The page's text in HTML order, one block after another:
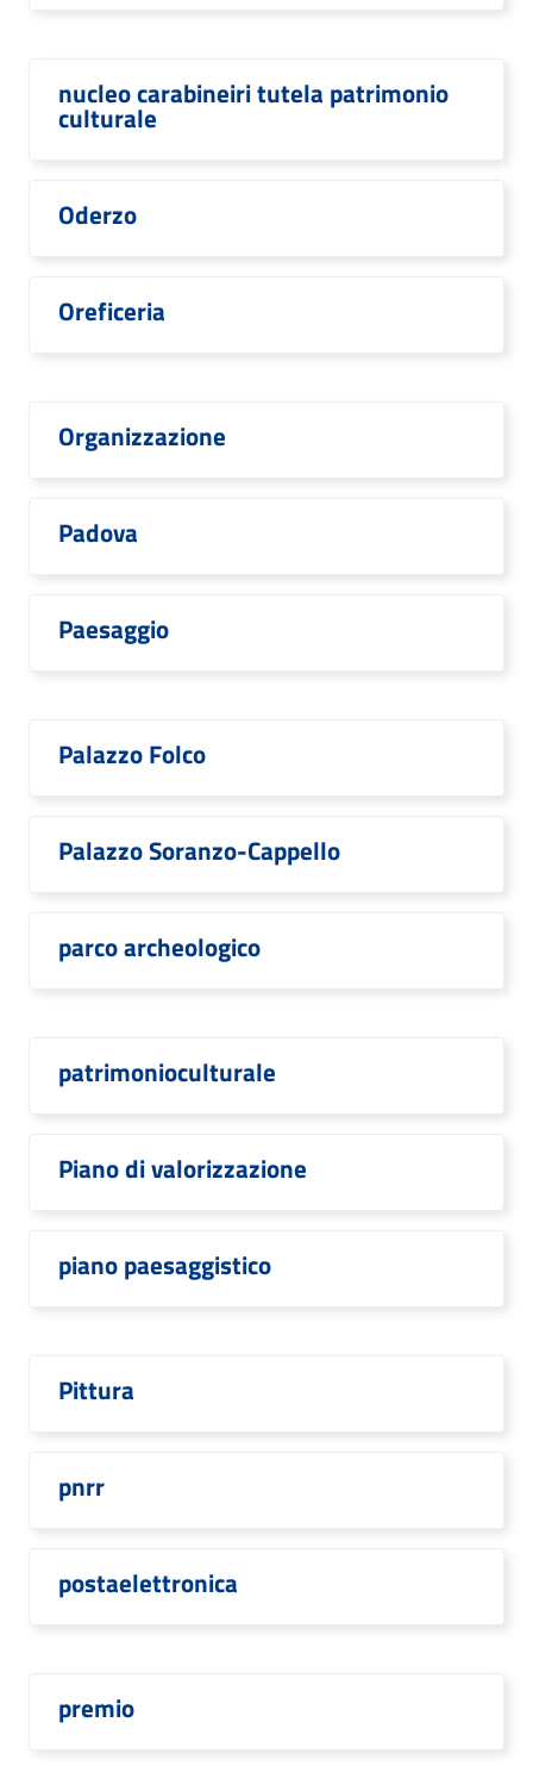
nucleo carabineiri tutela patrimonio
culturale
Oderzo
Oreficeria
Organizzazione
Padova
Paesaggio
Palazzo Folco
Palazzo Soranzo-Cappello
parco archeologico
patrimonioculturale
Piano di valorizzazione
piano paesaggistico
Pittura
pnrr
postaelettronica
premio